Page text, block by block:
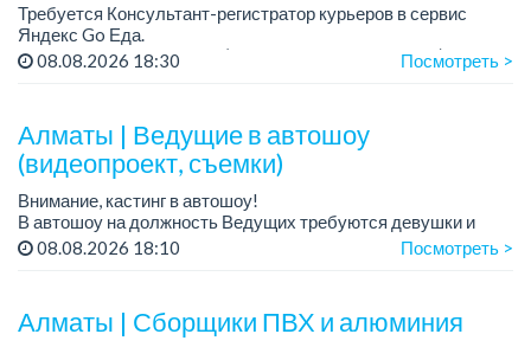
Требуется Консультант-регистратор курьеров в сервис
Яндекс Go Еда.
Условия: работа в офисе (Абылай хана - Макатаева).
08.08.2026 18:30 Посмотреть >
Алматы | Ведущие в автошоу
(видеопроект, съемки)
Внимание, кастинг в автошоу!
В автошоу на должность Ведущих требуются девушки и
парни. А также авто эксперты и авто перекупы.
08.08.2026 18:10 Посмотреть >
Алматы | Сборщики ПВХ и алюминия